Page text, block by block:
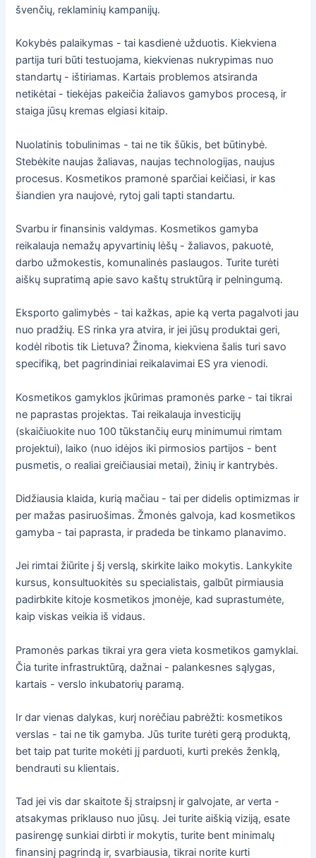
švenčių, reklaminių kampanijų.
Kokybės palaikymas - tai kasdienė užduotis. Kiekviena
partija turi būti testuojama, kiekvienas nukrypimas nuo
standartų - ištiriamas. Kartais problemos atsiranda
netikėtai - tiekėjas pakeičia žaliavos gamybos procesą, ir
staiga jūsų kremas elgiasi kitaip.
Nuolatinis tobulinimas - tai ne tik šūkis, bet būtinybė.
Stebėkite naujas žaliavas, naujas technologijas, naujus
procesus. Kosmetikos pramonė sparčiai keičiasi, ir kas
šiandien yra naujovė, rytoj gali tapti standartu.
Svarbu ir finansinis valdymas. Kosmetikos gamyba
reikalauja nemažų apyvartinių lėšų - žaliavos, pakuotė,
darbo užmokestis, komunalinės paslaugos. Turite turėti
aiškų supratimą apie savo kaštų struktūrą ir pelningumą.
Eksporto galimybės - tai kažkas, apie ką verta pagalvoti jau
nuo pradžių. ES rinka yra atvira, ir jei jūsų produktai geri,
kodėl ribotis tik Lietuva? Žinoma, kiekviena šalis turi savo
specifiką, bet pagrindiniai reikalavimai ES yra vienodi.
Kosmetikos gamyklos įkūrimas pramonės parke - tai tikrai
ne paprastas projektas. Tai reikalauja investicijų
(skaičiuokite nuo 100 tūkstančių eurų minimumui rimtam
projektui), laiko (nuo idėjos iki pirmosios partijos - bent
pusmetis, o realiai greičiausiai metai), žinių ir kantrybės.
Didžiausia klaida, kurią mačiau - tai per didelis optimizmas ir
per mažas pasiruošimas. Žmonės galvoja, kad kosmetikos
gamyba - tai paprasta, ir pradeda be tinkamo planavimo.
Jei rimtai žiūrite į šį verslą, skirkite laiko mokytis. Lankykite
kursus, konsultuokitės su specialistais, galbūt pirmiausia
padirbkite kitoje kosmetikos įmonėje, kad suprastumėte,
kaip viskas veikia iš vidaus.
Pramonės parkas tikrai yra gera vieta kosmetikos gamyklai.
Čia turite infrastruktūrą, dažnai - palankesnes sąlygas,
kartais - verslo inkubatorių paramą.
Ir dar vienas dalykas, kurį norėčiau pabrėžti: kosmetikos
verslas - tai ne tik gamyba. Jūs turite turėti gerą produktą,
bet taip pat turite mokėti jį parduoti, kurti prekės ženklą,
bendrauti su klientais.
Tad jei vis dar skaitote šį straipsnį ir galvojate, ar verta -
atsakymas priklauso nuo jūsų. Jei turite aiškią viziją, esate
pasirengę sunkiai dirbti ir mokytis, turite bent minimalų
finansinį pagrindą ir, svarbiausia, tikrai norite kurti